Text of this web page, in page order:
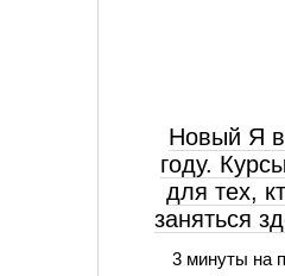
Новый Я
году.
для тех,
заняться
3 минуты на